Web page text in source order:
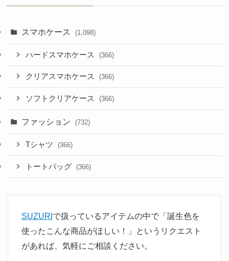
スマホケース (1,098)
ハードスマホケース (366)
クリアスマホケース (366)
ソフトクリアケース (366)
ファッション (732)
Tシャツ (366)
トートバッグ (366)
SUZURIで扱っているアイテムの中で「誕生色を
使ったこんな商品がほしい！」というリクエスト
があれば、気軽にご相談ください。